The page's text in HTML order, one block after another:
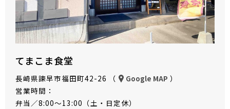
てまこま食堂
長崎県諫早市福田町42-26 （ Google MAP ）
営業時間：
弁当／8:00～13:00（土・日定休）